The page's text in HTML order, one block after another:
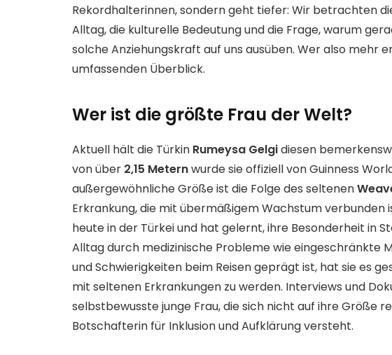
Rekordhalterinnen, sondern geht tiefer: Wir betrachten
Alltag, die kulturelle Bedeutung und die Frage, warum
solche Anziehungskraft auf uns ausüben. Wer also mehr
umfassenden Überblick.
Wer ist die größte Frau der Welt?
Aktuell hält die Türkin Rumeysa Gelgidiesen
von über 2,15 Meternwurde sie offiziell von Guinness
außergewöhnliche Größe ist die Folge des seltenen
Erkrankung, die mit übermäßigem Wachstum verbunden
heute in der Türkei und hat gelernt, ihre Besonderheit in
Alltag durch medizinische Probleme wie eingeschränkte
und Schwierigkeiten beim Reisen geprägt ist, hat sie es
mit seltenen Erkrankungen zu werden. Interviews und
selbstbewusste junge Frau, die sich nicht auf ihre Größe
Botschafterin für Inklusion und Aufklärung versteht.